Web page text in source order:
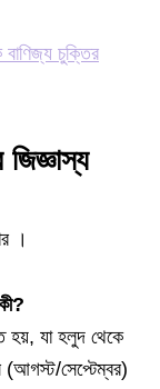
বাণিজ্য চুক্তির
।
হয়, যা হলুদ থেকে
(আগস্ট/সেপ্টেম্বর)